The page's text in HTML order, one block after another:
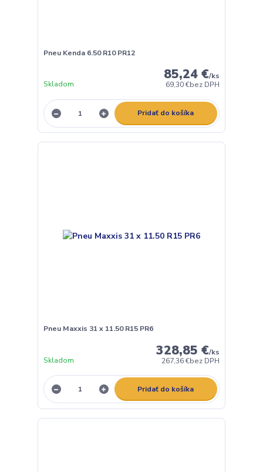
Pneu Kenda 6.50 R10 PR12
85,24 €/ks
69,30 €bez DPH
Skladom
Pridať do košíka
Pneu Maxxis 31 x 11.50 R15 PR6
328,85 €/ks
267,36 €bez DPH
Skladom
Pridať do košíka